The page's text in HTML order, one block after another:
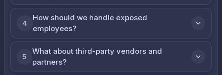
4
How should we handle exposed
employees?
5
What about third-party vendors and
partners?